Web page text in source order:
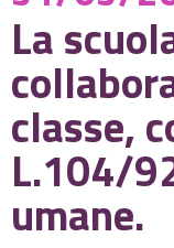
La
classe,
L.104/
umane.